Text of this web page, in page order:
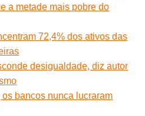
a metade mais pobre do
72,4% dos ativos das
desigualdade, diz autor
bancos nunca lucraram